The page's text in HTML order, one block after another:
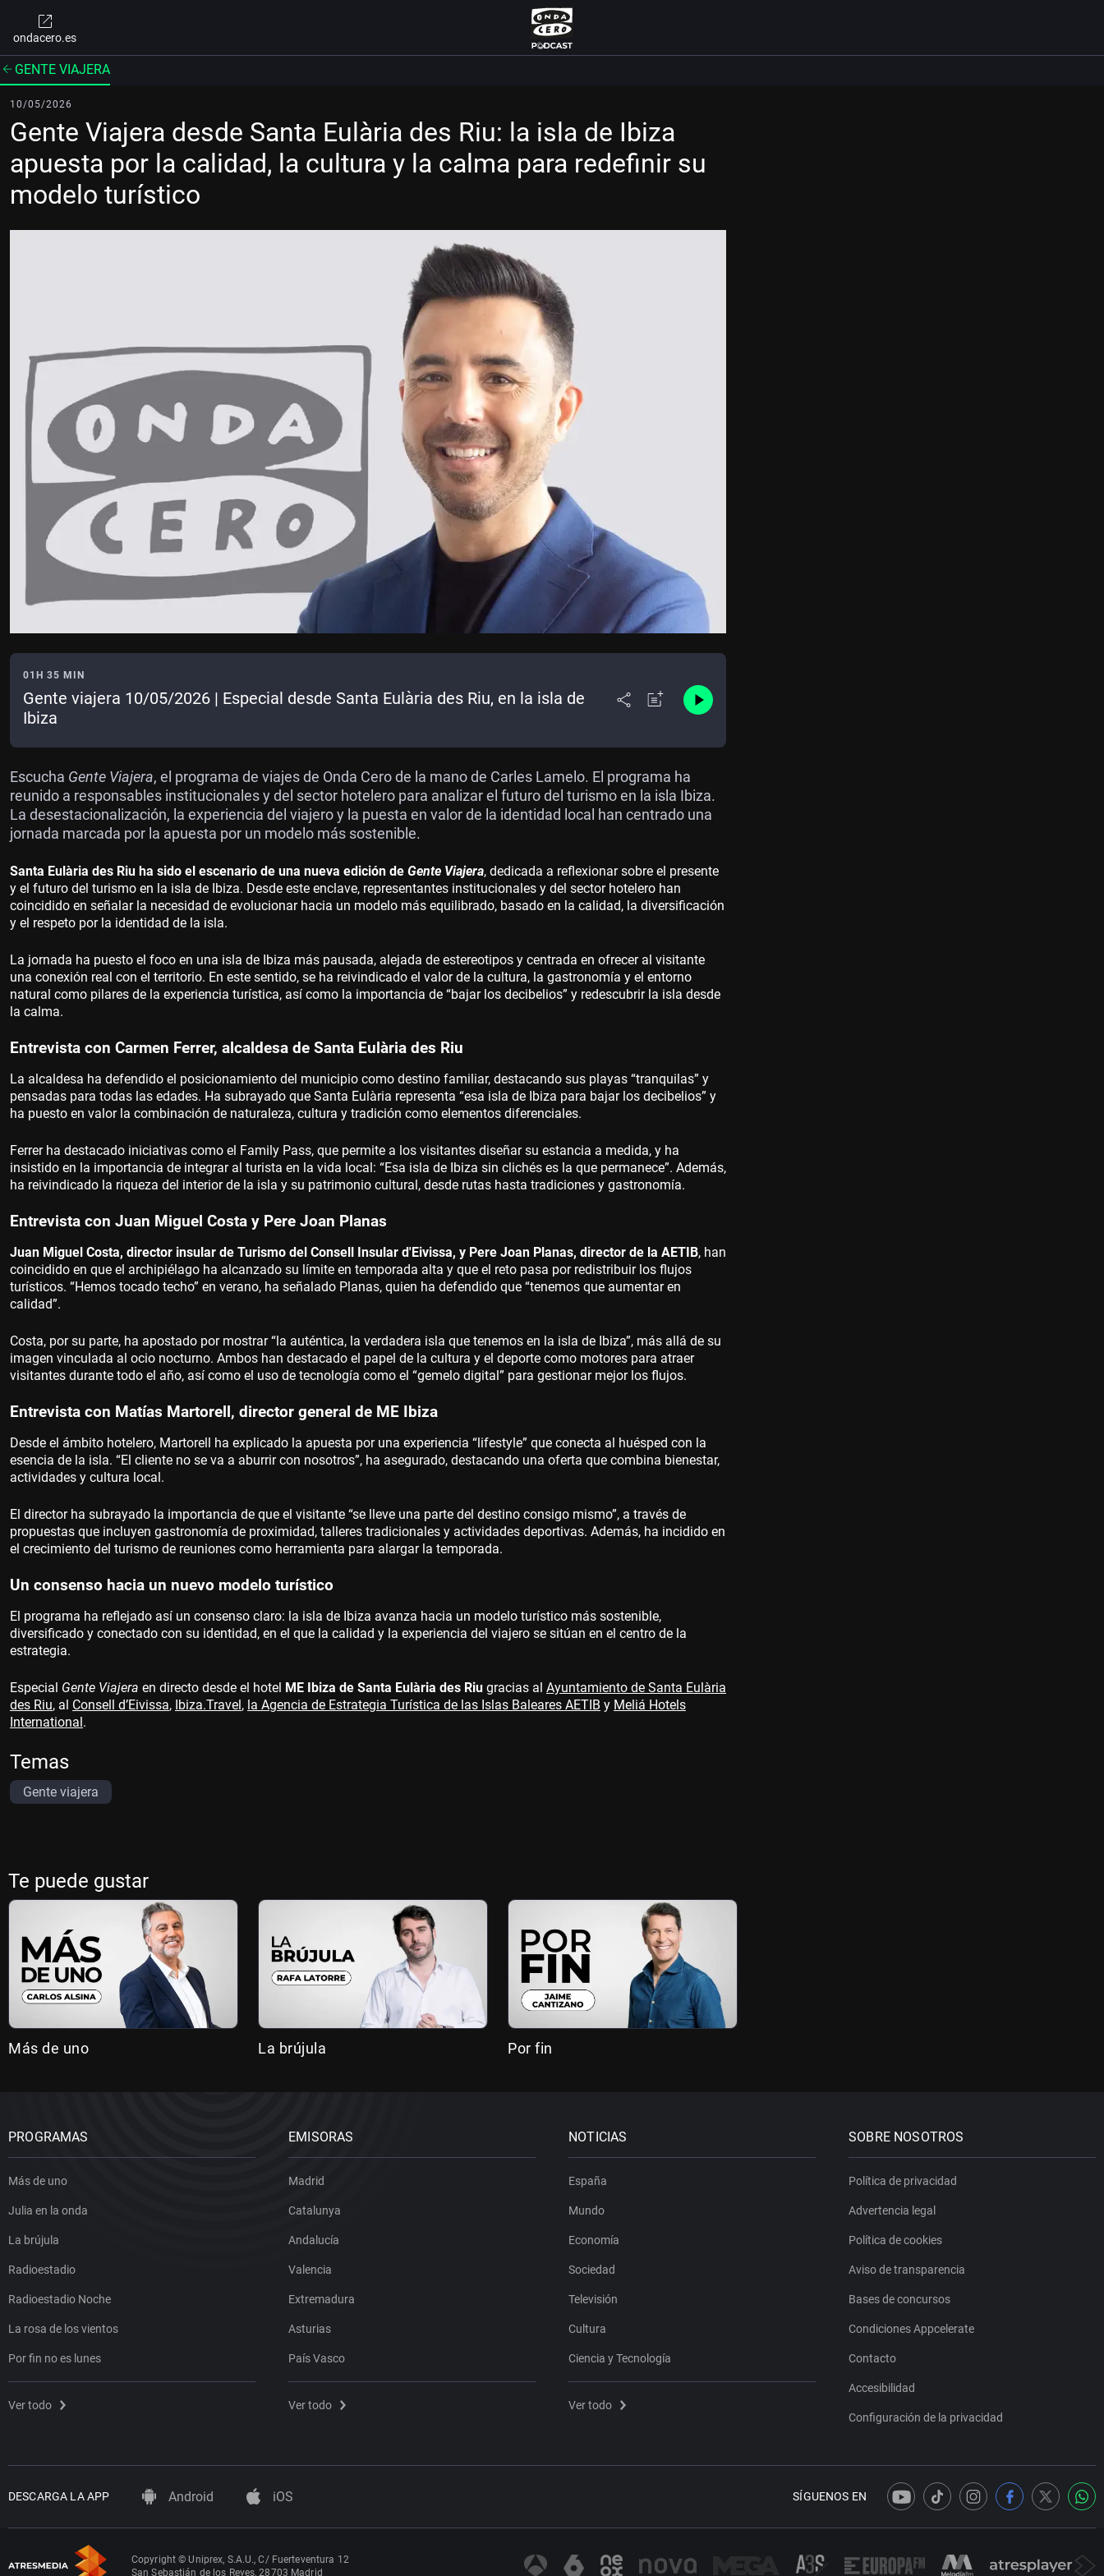
ondacero.es
GENTE VIAJERA
10/05/2026
Gente Viajera desde Santa Eulària des Riu: la isla de Ibiza
apuesta por la calidad, la cultura y la calma para redefinir su
modelo turístico
01H 35 MIN
Gente viajera 10/05/2026 | Especial desde Santa Eulària des Riu, en la isla de
Ibiza
Escucha Gente Viajera, el programa de viajes de Onda Cero de la mano de Carles Lamelo. El programa ha
reunido a responsables institucionales y del sector hotelero para analizar el futuro del turismo en la isla Ibiza.
La desestacionalización, la experiencia del viajero y la puesta en valor de la identidad local han centrado una
jornada marcada por la apuesta por un modelo más sostenible.
Santa Eulària des Riu ha sido el escenario de una nueva edición de Gente Viajera, dedicada a reflexionar sobre el presente
y el futuro del turismo en la isla de Ibiza. Desde este enclave, representantes institucionales y del sector hotelero han
coincidido en señalar la necesidad de evolucionar hacia un modelo más equilibrado, basado en la calidad, la diversificación
y el respeto por la identidad de la isla.
La jornada ha puesto el foco en una isla de Ibiza más pausada, alejada de estereotipos y centrada en ofrecer al visitante
una conexión real con el territorio. En este sentido, se ha reivindicado el valor de la cultura, la gastronomía y el entorno
natural como pilares de la experiencia turística, así como la importancia de “bajar los decibelios” y redescubrir la isla desde
la calma.
Entrevista con Carmen Ferrer, alcaldesa de Santa Eulària des Riu
La alcaldesa ha defendido el posicionamiento del municipio como destino familiar, destacando sus playas “tranquilas” y
pensadas para todas las edades. Ha subrayado que Santa Eulària representa “esa isla de Ibiza para bajar los decibelios” y
ha puesto en valor la combinación de naturaleza, cultura y tradición como elementos diferenciales.
Ferrer ha destacado iniciativas como el Family Pass, que permite a los visitantes diseñar su estancia a medida, y ha
insistido en la importancia de integrar al turista en la vida local: “Esa isla de Ibiza sin clichés es la que permanece”. Además,
ha reivindicado la riqueza del interior de la isla y su patrimonio cultural, desde rutas hasta tradiciones y gastronomía.
Entrevista con Juan Miguel Costa y Pere Joan Planas
Juan Miguel Costa, director insular de Turismo del Consell Insular d'Eivissa, y Pere Joan Planas, director de la AETIB, han
coincidido en que el archipiélago ha alcanzado su límite en temporada alta y que el reto pasa por redistribuir los flujos
turísticos. “Hemos tocado techo” en verano, ha señalado Planas, quien ha defendido que “tenemos que aumentar en
calidad”.
Costa, por su parte, ha apostado por mostrar “la auténtica, la verdadera isla que tenemos en la isla de Ibiza”, más allá de su
imagen vinculada al ocio nocturno. Ambos han destacado el papel de la cultura y el deporte como motores para atraer
visitantes durante todo el año, así como el uso de tecnología como el “gemelo digital” para gestionar mejor los flujos.
Entrevista con Matías Martorell, director general de ME Ibiza
Desde el ámbito hotelero, Martorell ha explicado la apuesta por una experiencia “lifestyle” que conecta al huésped con la
esencia de la isla. “El cliente no se va a aburrir con nosotros”, ha asegurado, destacando una oferta que combina bienestar,
actividades y cultura local.
El director ha subrayado la importancia de que el visitante “se lleve una parte del destino consigo mismo”, a través de
propuestas que incluyen gastronomía de proximidad, talleres tradicionales y actividades deportivas. Además, ha incidido en
el crecimiento del turismo de reuniones como herramienta para alargar la temporada.
Un consenso hacia un nuevo modelo turístico
El programa ha reflejado así un consenso claro: la isla de Ibiza avanza hacia un modelo turístico más sostenible,
diversificado y conectado con su identidad, en el que la calidad y la experiencia del viajero se sitúan en el centro de la
estrategia.
Especial Gente Viajera en directo desde el hotel ME Ibiza de Santa Eulària des Riu gracias al Ayuntamiento de Santa Eulària
des Riu, al Consell d’Eivissa, Ibiza.Travel, la Agencia de Estrategia Turística de las Islas Baleares AETIB y Meliá Hotels
International.
Temas
Gente viajera
Te puede gustar
Más de uno La brújula Por fin
PROGRAMAS
Más de uno
Julia en la onda
La brújula
Radioestadio
Radioestadio Noche
La rosa de los vientos
Por fin no es lunes
Ver todo
EMISORAS
Madrid
Catalunya
Andalucía
Valencia
Extremadura
Asturias
País Vasco
Ver todo
NOTICIAS
España
Mundo
Economía
Sociedad
Televisión
Cultura
Ciencia y Tecnología
Ver todo
SOBRE NOSOTROS
Política de privacidad
Advertencia legal
Política de cookies
Aviso de transparencia
Bases de concursos
Condiciones Appcelerate
Contacto
Accesibilidad
Configuración de la privacidad
DESCARGA LA APP Android iOS SÍGUENOS EN
Copyright © Uniprex, S.A.U., C/ Fuerteventura 12
San Sebastián de los Reyes, 28703 Madrid